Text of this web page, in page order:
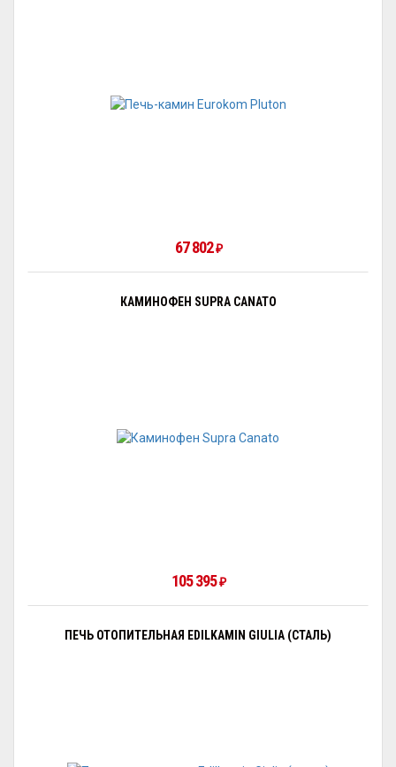
67 802₽
КАМИНОФЕН SUPRA CANATO
105 395₽
ПЕЧЬ ОТОПИТЕЛЬНАЯ EDILKAMIN GIULIA (СТАЛЬ)